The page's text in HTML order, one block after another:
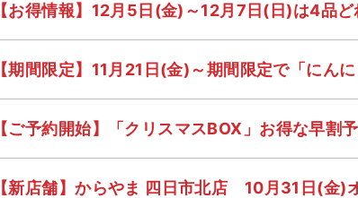
【お得情報】12月5日(金)～12月7日(日)は4品
【期間限定】11月21日(金)～期間限定で「にん
【ご予約開始】「クリスマスBOX」お得な早割
【新店舗】からやま 四日市北店 10月31日(金)